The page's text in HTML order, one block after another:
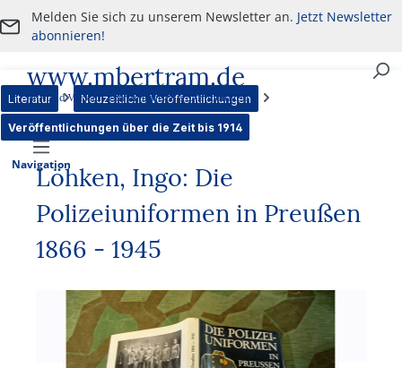
Zum Hauptinhalt springen
Melden Sie sich zu unserem Newsletter an. Jetzt Newsletter
abonnieren!
www.mbertram.de
An- und Verkauf von militärischen Antiquitäten
Navigation
Literatur Neuzeitliche Veröffentlichungen
Veröffentlichungen über die Zeit bis 1914
Löhken, Ingo: Die
Polizeiuniformen in Preußen
1866 - 1945
Bildergalerie überspringen